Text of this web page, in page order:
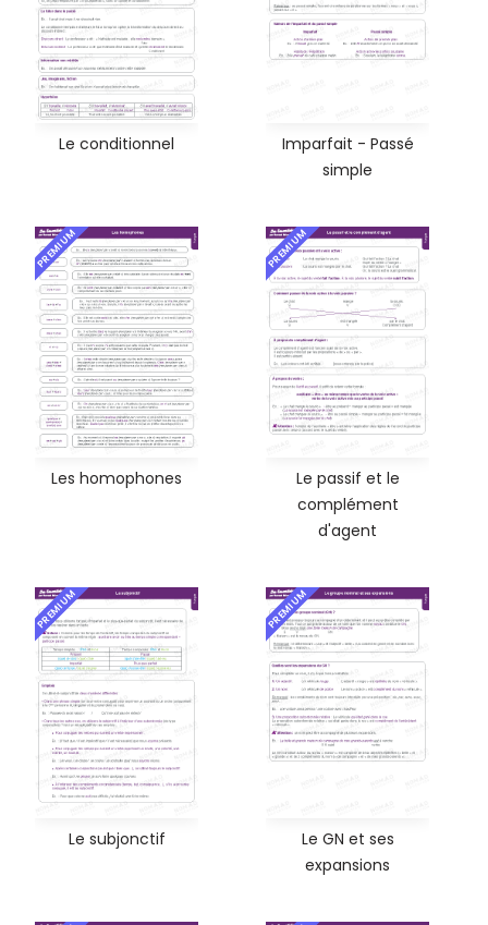
Le conditionnel
Imparfait - Passé
simple
PREMIUM
Les homophones
PREMIUM
Le passif et le
complément
d'agent
PREMIUM
Le subjonctif
PREMIUM
Le GN et ses
expansions